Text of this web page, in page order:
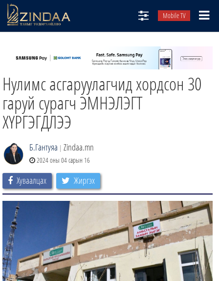
Mobile TV
ТВ8
ӨГЛӨӨНИЙ СОНИН
АУДИО ЗОХИОЛ
ЗИНДАА СЭТГҮҮЛ
Нулимс асгаруулагчид хордсон 30
гаруй сурагч ЭМНЭЛЭГТ
ХҮРГЭГДЛЭЭ
Б.Гантуяа | Zindaa.mn
2024 оны 04 сарын 16
Хуваалцах Жиргэх